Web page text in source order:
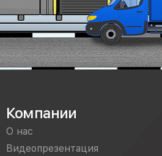
Компании
О нас
Видеопрезентация